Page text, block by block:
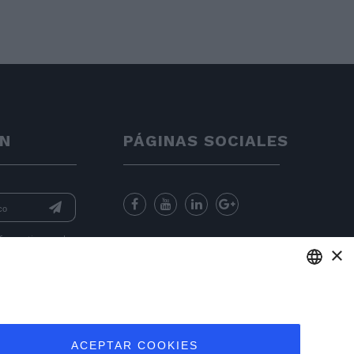
and
PÁGINAS SOCIALES
ITALIAN
×
ACEPTAR COOKIES